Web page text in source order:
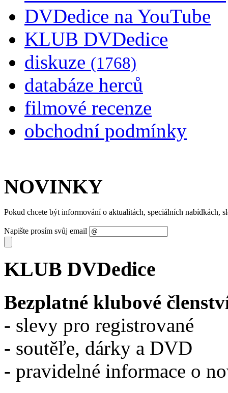
DVDedice na YouTube
KLUB DVDedice
diskuze (1768)
databáze herců
filmové recenze
obchodní podmínky
NOVINKY
Pokud chcete být informování o aktualitách, speciálních nabídkách,
Napište prosím svůj email
KLUB DVDedice
Bezplatné klubové
- slevy pro registrované
- soutěľe, dárky a DVD
- pravidelné informace o